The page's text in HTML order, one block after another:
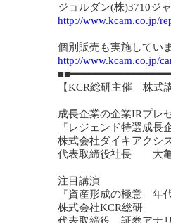
ジョルダン(株)3710ジ
http://www.kcam.co.jp/
個別販売も実施してい
http://www.kcam.co.jp/
【KCR総研主催 株式
成長企業の企業IRプレ
『レジェンド特選成長
株式会社ダイキアクシ
代表取締役社長 大
注目講演
『資産形成の極意 年
株式会社KCR総研
代表取締役 証券アナ